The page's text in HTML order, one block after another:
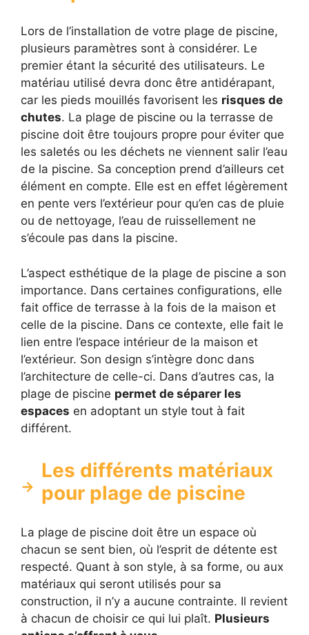
Lors de l’installation de votre plage de piscine,
plusieurs paramètres sont à considérer. Le
premier étant la sécurité des utilisateurs. Le
matériau utilisé devra donc être antidérapant,
car les pieds mouillés favorisent les risques de
chutes. La plage de piscine ou la terrasse de
piscine doit être toujours propre pour éviter que
les saletés ou les déchets ne viennent salir l’eau
de la piscine. Sa conception prend d’ailleurs cet
élément en compte. Elle est en effet légèrement
en pente vers l’extérieur pour qu’en cas de pluie
ou de nettoyage, l’eau de ruissellement ne
s’écoule pas dans la piscine.
L’aspect esthétique de la plage de piscine a son
importance. Dans certaines configurations, elle
fait office de terrasse à la fois de la maison et
celle de la piscine. Dans ce contexte, elle fait le
lien entre l’espace intérieur de la maison et
l’extérieur. Son design s’intègre donc dans
l’architecture de celle-ci. Dans d’autres cas, la
plage de piscine permet de séparer les
espaces en adoptant un style tout à fait
différent.
Les différents matériaux
pour plage de piscine
La plage de piscine doit être un espace où
chacun se sent bien, où l’esprit de détente est
respecté. Quant à son style, à sa forme, ou aux
matériaux qui seront utilisés pour sa
construction, il n’y a aucune contrainte. Il revient
à chacun de choisir ce qui lui plaît. Plusieurs